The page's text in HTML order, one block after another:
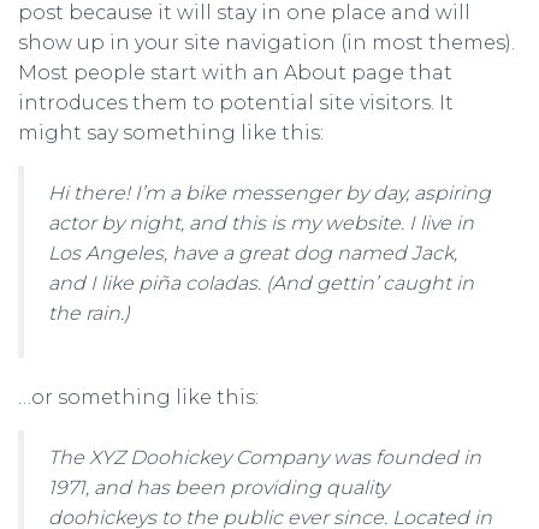
post because it will stay in one place and will
show up in your site navigation (in most themes).
Most people start with an About page that
introduces them to potential site visitors. It
might say something like this:
Hi there! I’m a bike messenger by day, aspiring
actor by night, and this is my website. I live in
Los Angeles, have a great dog named Jack,
and I like piña coladas. (And gettin’ caught in
the rain.)
…or something like this:
The XYZ Doohickey Company was founded in
1971, and has been providing quality
doohickeys to the public ever since. Located in